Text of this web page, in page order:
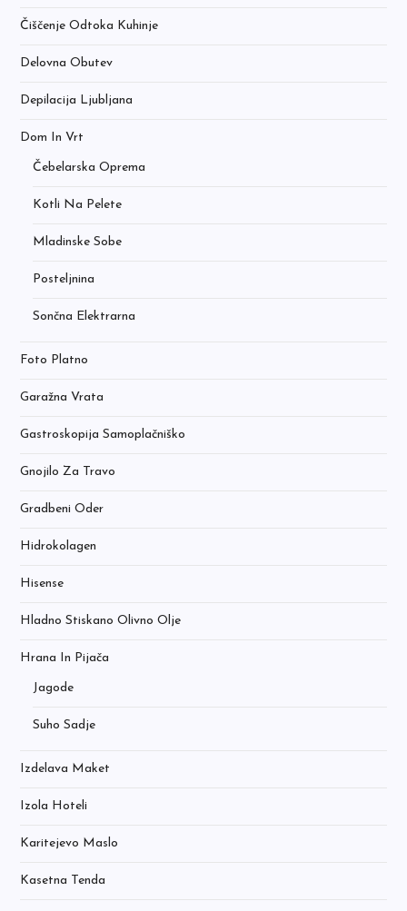
Čiščenje Odtoka Kuhinje
Delovna Obutev
Depilacija Ljubljana
Dom In Vrt
Čebelarska Oprema
Kotli Na Pelete
Mladinske Sobe
Posteljnina
Sončna Elektrarna
Foto Platno
Garažna Vrata
Gastroskopija Samoplačniško
Gnojilo Za Travo
Gradbeni Oder
Hidrokolagen
Hisense
Hladno Stiskano Olivno Olje
Hrana In Pijača
Jagode
Suho Sadje
Izdelava Maket
Izola Hoteli
Karitejevo Maslo
Kasetna Tenda